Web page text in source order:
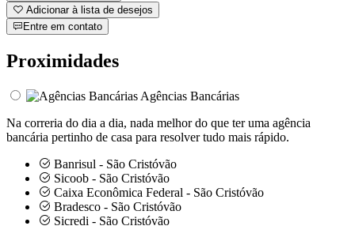
Adicionar à lista de desejos
Entre em contato
Proximidades
Agências Bancárias
Na correria do dia a dia, nada melhor do que ter uma agência
bancária pertinho de casa para resolver tudo mais rápido.
Banrisul - São Cristóvão
Sicoob - São Cristóvão
Caixa Econômica Federal - São Cristóvão
Bradesco - São Cristóvão
Sicredi - São Cristóvão